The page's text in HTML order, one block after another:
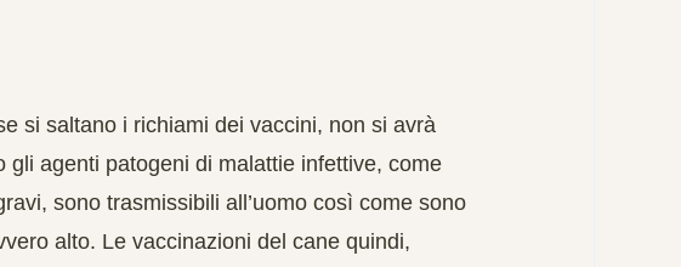
si saltano i richiami dei vaccini, non si avrà
agenti patogeni di malattie infettive, come
sono trasmissibili all’uomo così come sono
alto. Le vaccinazioni del cane quindi,